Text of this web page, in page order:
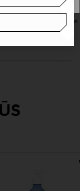
Seaweed Liquid Soap šķidrās